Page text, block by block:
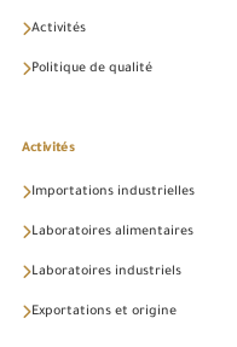
Activités
Politique de qualité
Activités
Importations industrielles
Laboratoires alimentaires
Laboratoires industriels
Exportations et origine